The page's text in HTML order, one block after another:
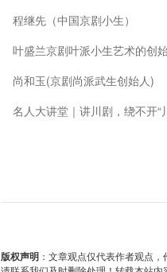
程继先（中国京剧小生）
叶盛兰京剧叶派小生艺术的创
尚和玉(京剧尚派武生创始人)
名人大讲堂｜讲川剧，绕不开“
版权声明 ：文章观点仅代表作者观点